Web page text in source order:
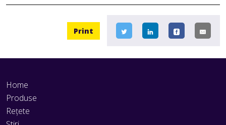
Print
Home
Produse
Rețete